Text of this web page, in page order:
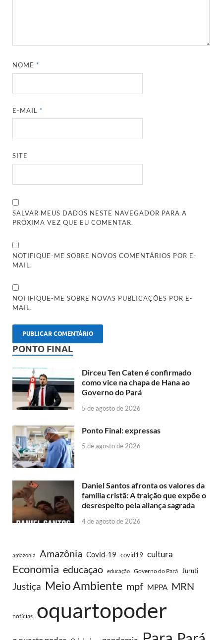
NOME*
E-MAIL*
SITE
SALVAR MEUS DADOS NESTE NAVEGADOR PARA A
PRÓXIMA VEZ QUE EU COMENTAR.
NOTIFIQUE-ME SOBRE NOVOS COMENTÁRIOS POR E-
MAIL.
NOTIFIQUE-ME SOBRE NOVAS PUBLICAÇÕES POR E-
MAIL.
PONTO FINAL
Dirceu Ten Caten é confirmado
como vice na chapa de Hana ao
Governo do Pará
5 de agosto de 2026
Ponto Final: expressas
5 de agosto de 2026
Daniel Santos afronta os valores da
família cristã: A traição que expõe o
desrespeito pela aliança sagrada
4 de agosto de 2026
amazonia Amazônia Covid-19 covid19 cultura
Economia educaçao educação Governo do Pará Juruti
Justiça Meio Ambiente mpf MPPA MRN
notícias oquartopoder